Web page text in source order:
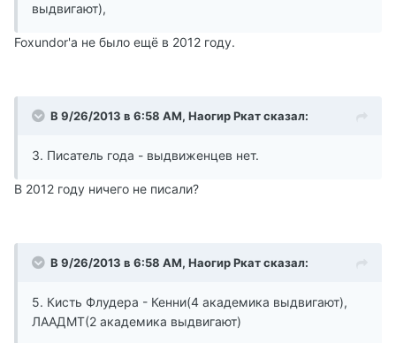
выдвигают),
Foxundor'а не было ещё в 2012 году.
В 9/26/2013 в 6:58 AM, Наогир Ркат сказал:
3. Писатель года - выдвиженцев нет.
В 2012 году ничего не писали?
В 9/26/2013 в 6:58 AM, Наогир Ркат сказал:
5. Кисть Флудера - Кенни(4 академика выдвигают),
ЛААДМТ(2 академика выдвигают)